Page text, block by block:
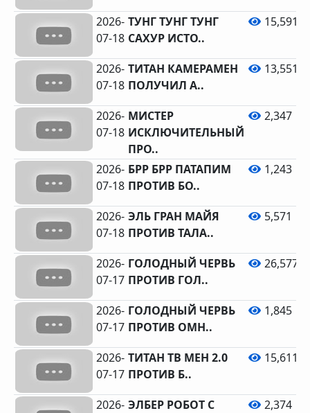
2026-
07-18
ТУНГ ТУНГ ТУНГ
САХУР ИСТО..
15,591
2026-
07-18
ТИТАН КАМЕРАМЕН
ПОЛУЧИЛ А..
13,551
2026-
07-18
МИСТЕР
ИСКЛЮЧИТЕЛЬНЫЙ
ПРО..
2,347
2026-
07-18
БРР БРР ПАТАПИМ
ПРОТИВ БО..
1,243
2026-
07-18
ЭЛЬ ГРАН МАЙЯ
ПРОТИВ ТАЛА..
5,571
2026-
07-17
ГОЛОДНЫЙ ЧЕРВЬ
ПРОТИВ ГОЛ..
26,577
2026-
07-17
ГОЛОДНЫЙ ЧЕРВЬ
ПРОТИВ ОМН..
1,845
2026-
07-17
ТИТАН ТВ МЕН 2.0
ПРОТИВ Б..
15,611
2026- ЭЛБЕР РОБОТ С
2,374